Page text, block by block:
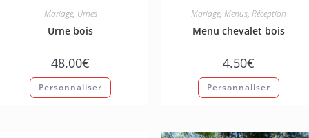
Mariage, Urnes
Urne bois
48.00€
Personnaliser
Mariage, Menus, Réception
Menu chevalet bois
4.50€
Personnaliser